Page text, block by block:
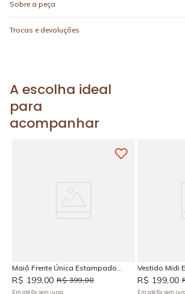
Sobre a peça
Trocas e devoluções
A escolha ideal
para
acompanhar
Maiô Frente Única Estampado
Brise
R$ 199 00 R$ 399,00
Em até6xsem juros
Vestido Midi
R$ 199 00
Em até6xsem